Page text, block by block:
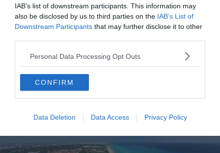
IAB’s list of downstream participants. This information may
also be disclosed by us to third parties on the IAB’s List of
Downstream Participants that may further disclose it to other
Personal Data Processing Opt Outs
CONFIRM
Data Deletion Data Access Privacy Policy
du turquoise au vert émeraude.
En plus de son cadre paradisiaque, la plage de Paamul
plongée et de snorkelingde la région. Explorez alors les
fonds marins et découvrez une faune et une flore sous-
marines exceptionnelles.
Playacar, à Playa del Carmen